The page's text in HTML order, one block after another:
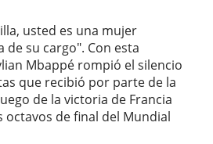
usted es una mujer
de su cargo". Con esta
Mbappé rompió el silencio
que recibió por parte de la
de la victoria de Francia
octavos de final del Mundial